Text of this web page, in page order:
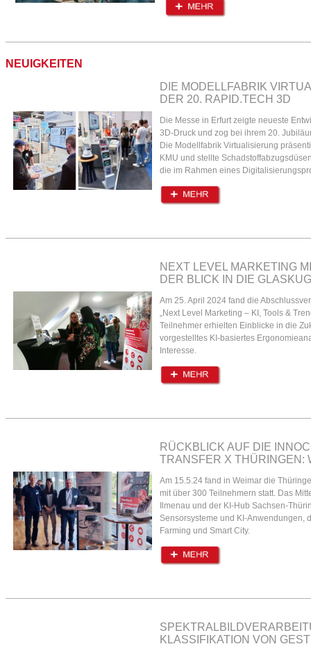
NEUIGKEITEN
DIE MODELLFABRIK
DER 20. RAPID.TECH 3D
Die Messe in Erfurt zeigte neueste
3D-Druck und zog bei ihrem 20.
Die Modellfabrik Virtualisierung
KMU und stellte
die im Rahmen eines
NEXT LEVEL MARKETING
DER BLICK IN DIE
Am 25. April 2024 fand die
„Next Level Marketing – KI, Tools &
Teilnehmer erhielten Einblicke in die
vorgestelltes KI-basiertes
Interesse.
RÜCKBLICK AUF DIE
TRANSFER X THÜRINGEN:
Am 15.5.24 fand in Weimar die
mit über 300 Teilnehmern statt. Das
Ilmenau und der KI-Hub Sachsen-
Sensorsysteme und KI-Anwendungen,
Farming und Smart City.
KLASSIFIKATION VON